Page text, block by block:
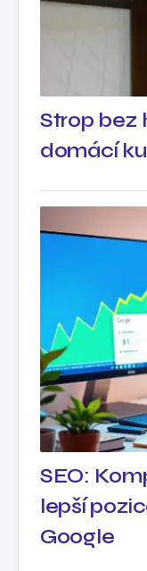
Strop bez
domácí
SEO:
lepší
Google